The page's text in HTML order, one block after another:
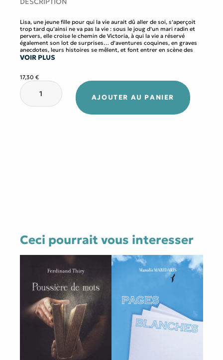
Lisa, une jeune fille pour qui la vie aurait dû aller de soi, s’aperçoit
trop tard qu’ainsi ne va pas la vie : sous le joug d’un mari radin et
pervers, elle croise le chemin de Victoria, à qui la vie a réservé
également son lot de surprises… d’aventures coquines, en graves
anecdotes, leurs histoires se mêlent, et font entrer en scène des
amis, des amants, des pères… et AINSI NE VA PAS LA VIE !
Jean-Jacques Glotin est un autodidacte de l’écriture et un
passionné de lecture ; il est né avec un crayon à la main, et les fées
de la littérature se sont penchées sur son berceau. En signant ce
deuxième roman, il souhaite à ses lecteurs autant de plaisir en le
lisant, qu’il en a éprouvé en l’écrivant.
VOIR PLUS
17,30 €
quantité
de
Ainsi
ne
AJOUTER AU PANIER
Ceci pourrait vous interesser